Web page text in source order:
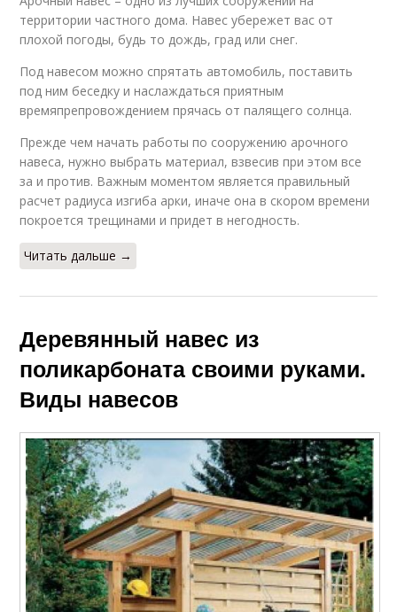
территории частного дома. Навес убережет вас от
плохой погоды, будь то дождь, град или снег.
Под навесом можно спрятать автомобиль, поставить
под ним беседку и наслаждаться приятным
времяпрепровождением прячась от палящего солнца.
Прежде чем начать работы по сооружению арочного
навеса, нужно выбрать материал, взвесив при этом все
за и против. Важным моментом является правильный
расчет радиуса изгиба арки, иначе она в скором времени
покроется трещинами и придет в негодность.
Читать дальше →
Деревянный навес из
поликарбоната своими руками.
Виды навесов